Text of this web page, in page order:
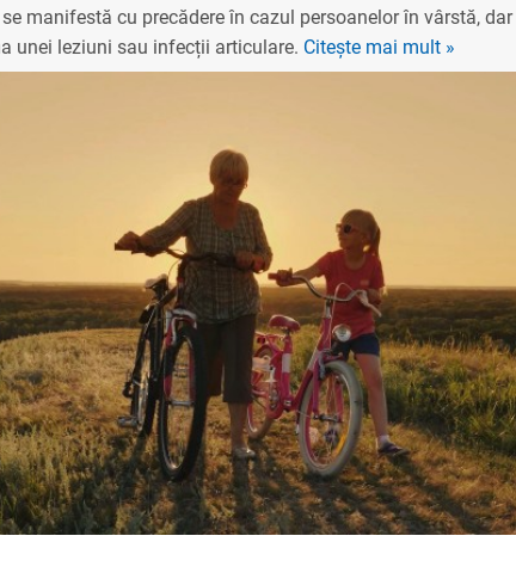
manifestă cu precădere în cazul persoanelor în vârstă,
unei leziuni sau infecții articulare. Citește mai mult »